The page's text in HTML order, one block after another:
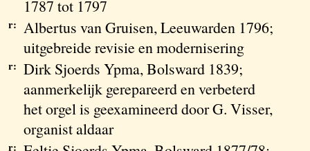
1787 tot 1797
r: Albertus van Gruisen, Leeuwarden 1796;
uitgebreide revisie en modernisering
r: Dirk Sjoerds Ypma, Bolsward 1839;
aanmerkelijk gerepareerd en verbeterd
het orgel is geexamineerd door G. Visser,
organist aldaar
r: